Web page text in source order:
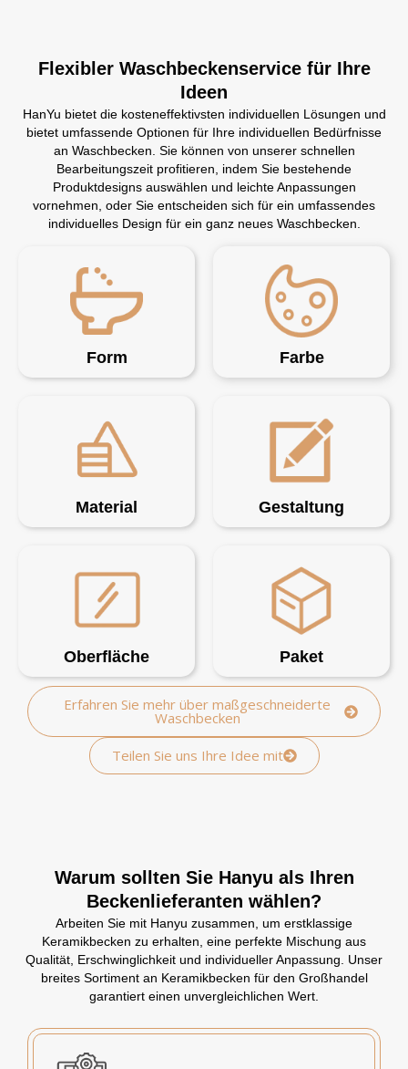
Flexibler Waschbeckenservice für Ihre
Ideen
HanYu bietet die kosteneffektivsten individuellen Lösungen und
bietet umfassende Optionen für Ihre individuellen Bedürfnisse
an Waschbecken. Sie können von unserer schnellen
Bearbeitungszeit profitieren, indem Sie bestehende
Produktdesigns auswählen und leichte Anpassungen
vornehmen, oder Sie entscheiden sich für ein umfassendes
individuelles Design für ein ganz neues Waschbecken.
Form Farbe
Material Gestaltung
Oberfläche Paket
Erfahren Sie mehr über maßgeschneiderte
Waschbecken
Teilen Sie uns Ihre Idee mit
Warum sollten Sie Hanyu als Ihren
Beckenlieferanten wählen?
Arbeiten Sie mit Hanyu zusammen, um erstklassige
Keramikbecken zu erhalten, eine perfekte Mischung aus
Qualität, Erschwinglichkeit und individueller Anpassung. Unser
breites Sortiment an Keramikbecken für den Großhandel
garantiert einen unvergleichlichen Wert.